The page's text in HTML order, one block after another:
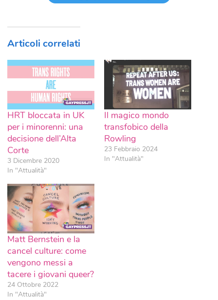
Articoli correlati
HRT bloccata in UK
per i minorenni: una
decisione dell’Alta
Corte
3 Dicembre 2020
In "Attualità"
Il magico mondo
transfobico della
Rowling
23 Febbraio 2024
In "Attualità"
Matt Bernstein e la
cancel culture: come
vengono messi a
tacere i giovani queer?
24 Ottobre 2022
In "Attualità"